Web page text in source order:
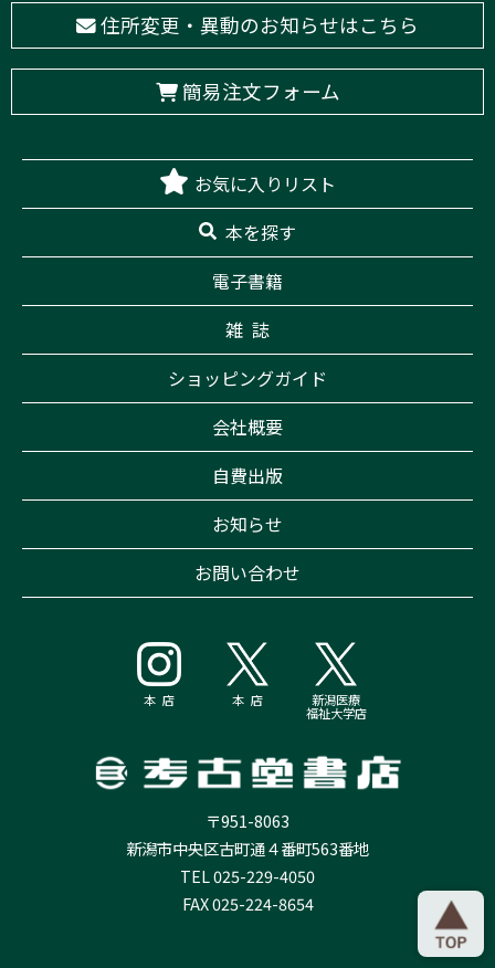
住所変更・異動のお知らせはこちら
簡易注文フォーム
お気に入りリスト
本を探す
電子書籍
雑 誌
ショッピングガイド
会社概要
自費出版
お知らせ
お問い合わせ
本 店 本 店 新潟医療
福祉大学店
〒951-8063
新潟市中央区古町通４番町563番地
TEL 025-229-4050
FAX 025-224-8654